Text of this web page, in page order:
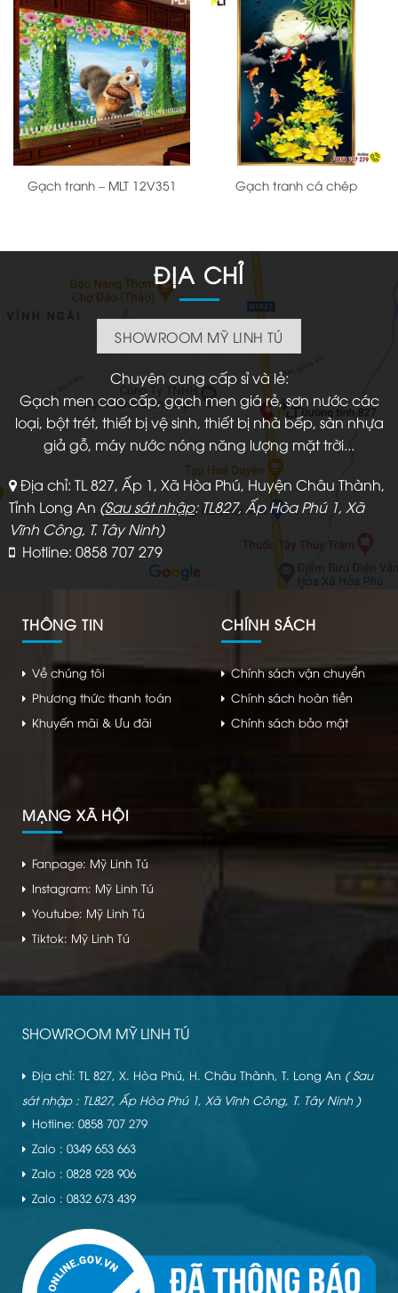
Gạch tranh – MLT 12V351 Gạch tranh cá chép
ĐỊA CHỈ
SHOWROOM MỸ LINH TÚ
Chuyên cung cấp sỉ và lẻ:
Gạch men cao cấp, gạch men giá rẻ, sơn nước các
loại, bột trét, thiết bị vệ sinh, thiết bị nhà bếp, sàn nhựa
giả gỗ, máy nước nóng năng lượng mặt trời...
Địa chỉ: TL 827, Ấp 1, Xã Hòa Phú, Huyện Châu Thành,
Tỉnh Long An (Sau sát nhập: TL827, Ấp Hòa Phú 1, Xã
Vĩnh Công, T. Tây Ninh)
Hotline: 0858 707 279
THÔNG TIN
Về chúng tôi
Phương thức thanh toán
Khuyến mãi & Ưu đãi
CHÍNH SÁCH
Chính sách vận chuyển
Chính sách hoàn tiền
Chính sách bảo mật
MẠNG XÃ HỘI
Fanpage: Mỹ Linh Tú
Instagram: Mỹ Linh Tú
Youtube: Mỹ Linh Tú
Tiktok: Mỹ Linh Tú
SHOWROOM MỸ LINH TÚ
Địa chỉ: TL 827, X. Hòa Phú, H. Châu Thành, T. Long An ( Sau
sát nhập : TL827, Ấp Hòa Phú 1, Xã Vĩnh Công, T. Tây Ninh )
Hotline: 0858 707 279
Zalo : 0349 653 663
Zalo : 0828 928 906
Zalo : 0832 673 439